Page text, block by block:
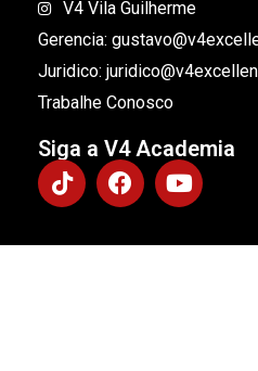
V4 Vila Guilherme
Gerencia:
Juridico:
Trabalhe Conosco
Siga a V4 Academia